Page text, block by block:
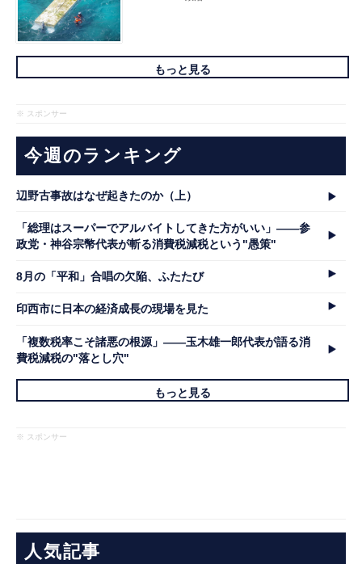
もっと見る
※ スポンサー
今週のランキング
辺野古事故はなぜ起きたのか（上）
「総理はスーパーでアルバイトしてきた方がいい」――参
政党・神谷宗幣代表が斬る消費税減税という"愚策"
8月の「平和」合唱の欠陥、ふたたび
印西市に日本の経済成長の現場を見た
「複数税率こそ諸悪の根源」――玉木雄一郎代表が語る消
費税減税の"落とし穴"
もっと見る
※ スポンサー
人気記事